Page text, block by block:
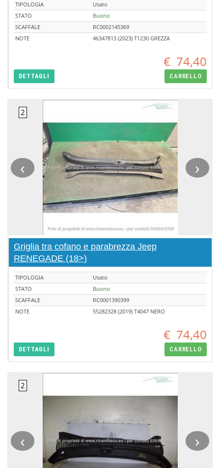
TIPOLOGIA
Usato
STATO
Buono
SCAFFALE
RC0002145369
NOTE
46347813 (2023) T1230 GREZZA
€ 74,40
DETTAGLI CARRELLO
‹ ›
Griglia tra cofano e parabrezza Jeep
RENEGADE (18>)
TIPOLOGIA
Usato
STATO
Buono
SCAFFALE
RC0001390399
NOTE
55282328 (2019) T4047 NERO
€ 74,40
DETTAGLI CARRELLO
‹ ›